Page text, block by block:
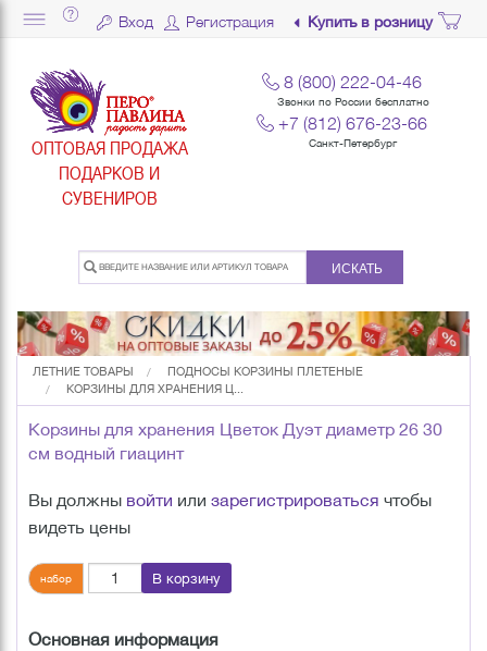
Вход Регистрация Купить в розницу
ОПТОВАЯ ПРОДАЖА
ПОДАРКОВ И
СУВЕНИРОВ
8 (800) 222-04-46
Звонки по России бесплатно
+7 (812) 676-23-66
Санкт-Петербург
ИСКАТЬ
ЛЕТНИЕ ТОВАРЫ
ПОДНОСЫ КОРЗИНЫ ПЛЕТЕНЫЕ
КОРЗИНЫ ДЛЯ ХРАНЕНИЯ Ц...
Корзины для хранения Цветок Дуэт диаметр 26 30
см водный гиацинт
Вы должны войти или зарегистрироваться чтобы
видеть цены
набор В корзину
Основная информация